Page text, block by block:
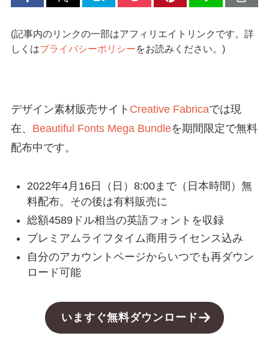
(記事内のリンクの一部はアフィリエイトリンクです。詳
しくはプライバシーポリシーをお読みください。)
デザイン素材販売サイト Creative Fabricaでは現
在、 Beautiful Fonts Mega Bundleを期間限定で無料
配布中です。
2022年4月16日（日）8:00まで（日本時間）無
料配布。その後は有料販売に
総額4589ドル相当の英語フォントを収録
プレミアムライフタイム商用ライセンス込み
自分のアカウントページからいつでも再ダウン
ロード可能
いますぐ無料ダウンロード